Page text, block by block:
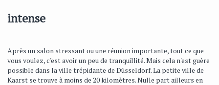
intense
Après un salon stressant ou une réunion importante, tout ce que
vous voulez, c'est avoir un peu de tranquillité. Mais cela n'est guère
possible dans la ville trépidante de Düsseldorf. La petite ville de
Kaarst se trouve à moins de 20 kilomètres. Nulle part ailleurs en